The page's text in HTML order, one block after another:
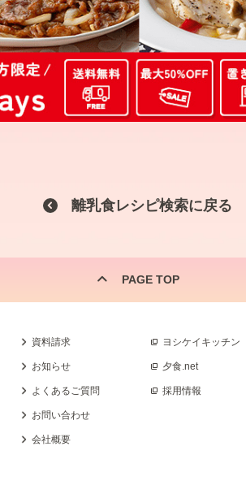
離乳食レシピ検索に戻る
PAGE TOP
資料請求
お知らせ
よくあるご質問
お問い合わせ
会社概要
ヨシケイキッチン
夕食.net
採用情報